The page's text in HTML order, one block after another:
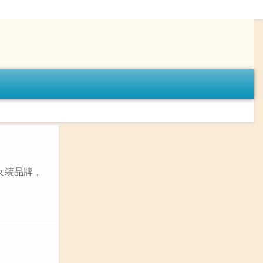
品牌，